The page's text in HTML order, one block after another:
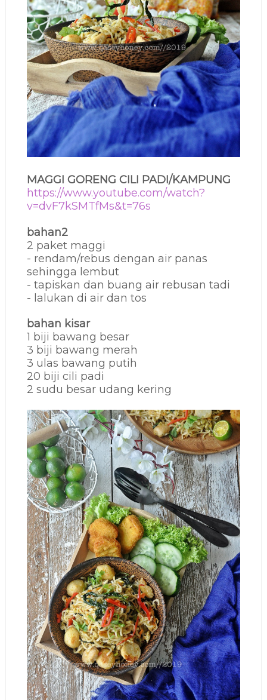
MAGGI GORENG CILI PADI/KAMPUNG
https://www.youtube.com/watch?
v=dvF7kSMTfMs&t=76s
bahan2
2 paket maggi
- rendam/rebus dengan air panas
sehingga lembut
- tapiskan dan buang air rebusan tadi
- lalukan di air dan tos
bahan kisar
1 biji bawang besar
3 biji bawang merah
3 ulas bawang putih
20 biji cili padi
2 sudu besar udang kering